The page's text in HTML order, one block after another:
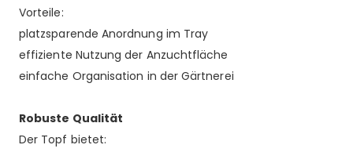
Vorteile:
platzsparende Anordnung im Tray
effiziente Nutzung der Anzuchtfläche
einfache Organisation in der Gärtnerei
Robuste Qualität
Der Topf bietet: